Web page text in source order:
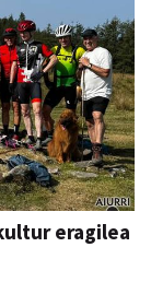
eragilea